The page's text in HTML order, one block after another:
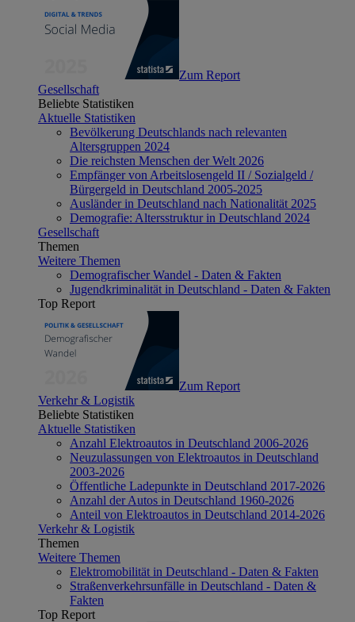
Zum Report
Gesellschaft
Beliebte Statistiken
Aktuelle Statistiken
Bevölkerung Deutschlands nach relevanten
Altersgruppen 2024
Die reichsten Menschen der Welt 2026
Empfänger von Arbeitslosengeld II / Sozialgeld /
Bürgergeld in Deutschland 2005-2025
Ausländer in Deutschland nach Nationalität 2025
Demografie: Altersstruktur in Deutschland 2024
Gesellschaft
Themen
Weitere Themen
Demografischer Wandel - Daten & Fakten
Jugendkriminalität in Deutschland - Daten & Fakten
Top Report
Zum Report
Verkehr & Logistik
Beliebte Statistiken
Aktuelle Statistiken
Anzahl Elektroautos in Deutschland 2006-2026
Neuzulassungen von Elektroautos in Deutschland
2003-2026
Öffentliche Ladepunkte in Deutschland 2017-2026
Anzahl der Autos in Deutschland 1960-2026
Anteil von Elektroautos in Deutschland 2014-2026
Verkehr & Logistik
Themen
Weitere Themen
Elektromobilität in Deutschland - Daten & Fakten
Straßenverkehrsunfälle in Deutschland - Daten &
Fakten
Top Report